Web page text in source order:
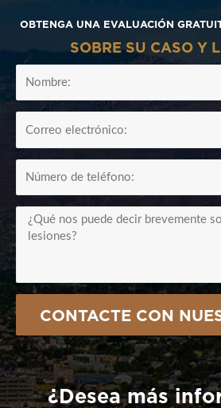
OBTENGA UNA EVALUACIÓN
SOBRE SU CASO Y
Summary
CONTACTE CON
¿Desea más